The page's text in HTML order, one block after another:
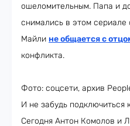
ошеломительным. Папа и
снимались в этом сериале
Майли не общается с
конфликта.
Фото: соцсети, архив
И не забудь
Сегодня Антон Комолов и